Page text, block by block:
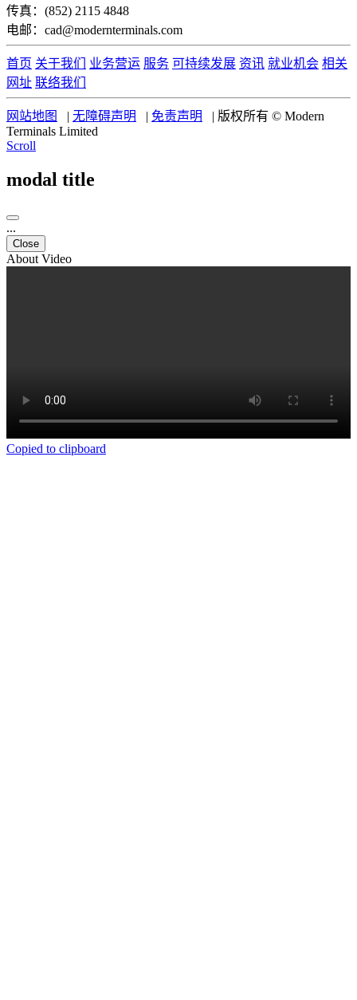
传真：(852) 2115 4848
电邮：cad@modernterminals.com
首页 关于我们 业务营运 服务 可持续发展 资讯 就业机会 相关
网址 联络我们
网站地图 | 无障碍声明 | 免责声明 | 版权所有 © Modern
Terminals Limited
Scroll
modal title
...
Close
About Video
Copied to clipboard